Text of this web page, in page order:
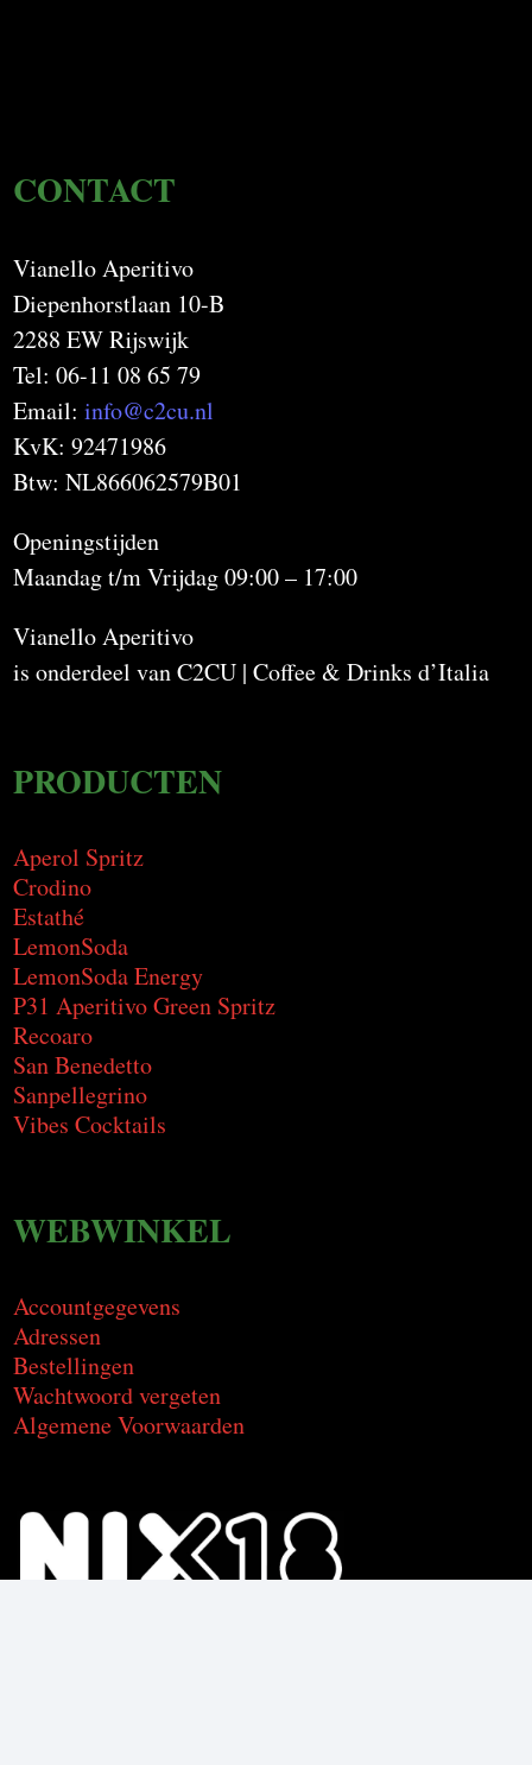
CONTACT
Vianello Aperitivo
Diepenhorstlaan 10-B
2288 EW Rijswijk
Tel: 06-11 08 65 79
Email:info@c2cu.nl
KvK: 92471986
Btw: NL866062579B01
Openingstijden
Maandag t/m Vrijdag 09:00 – 17:00
Vianello Aperitivo
is onderdeel van C2CU | Coffee & Drinks d’Italia
PRODUCTEN
Aperol Spritz
Crodino
Estathé
LemonSoda
LemonSoda Energy
P31 Aperitivo Green Spritz
Recoaro
San Benedetto
Sanpellegrino
Vibes Cocktails
WEBWINKEL
Accountgegevens
Adressen
Bestellingen
Wachtwoord vergeten
Algemene Voorwaarden